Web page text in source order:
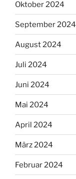
Oktober 2024
September 2024
August 2024
Juli 2024
Juni 2024
Mai 2024
April 2024
März 2024
Februar 2024